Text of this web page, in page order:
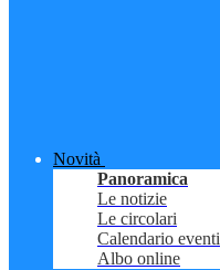
Novità
Panoramica
Le notizie
Le circolari
Calendario eventi
Albo online